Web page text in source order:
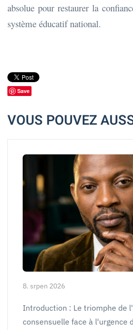
absolue pour restaurer la
système éducatif national.
Save
VOUS POUVEZ
8. srpen 2026
Introduction : Le triomphe de
consensuelle face à l'urgence